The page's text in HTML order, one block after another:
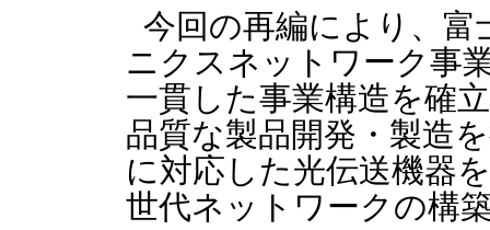
今回の再編により、
ニクスネットワーク事
一貫した事業構造を確
品質な製品開発・製造
に対応した光伝送機器
世代ネットワークの構